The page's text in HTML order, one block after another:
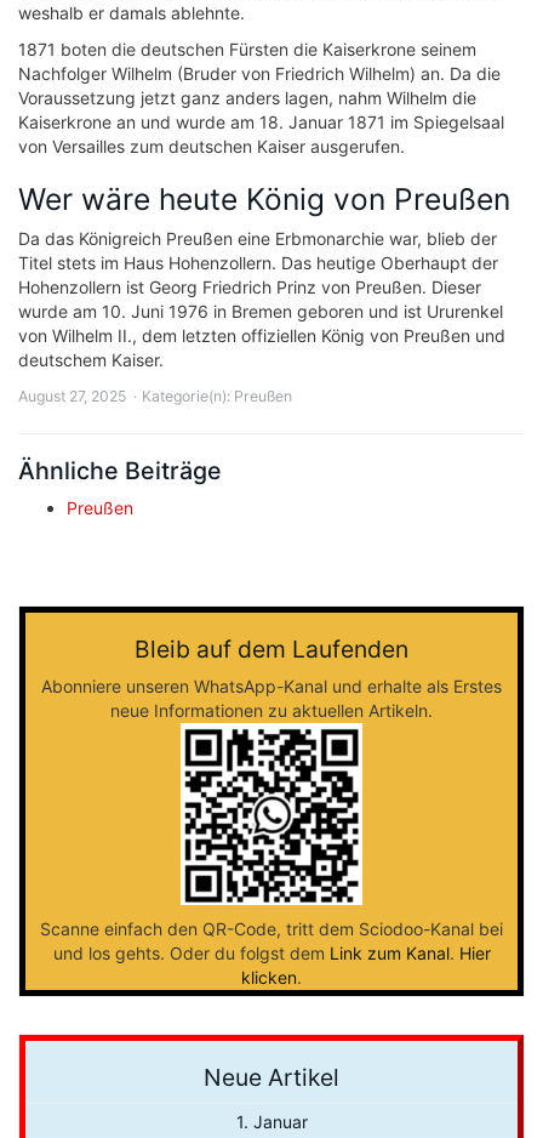
weshalb er damals ablehnte.
1871 boten die deutschen Fürsten die Kaiserkrone seinem
Nachfolger Wilhelm (Bruder von Friedrich Wilhelm) an. Da die
Voraussetzung jetzt ganz anders lagen, nahm Wilhelm die
Kaiserkrone an und wurde am 18. Januar 1871 im Spiegelsaal
von Versailles zum deutschen Kaiser ausgerufen.
Wer wäre heute König von Preußen
Da das Königreich Preußen eine Erbmonarchie war, blieb der
Titel stets im Haus Hohenzollern. Das heutige Oberhaupt der
Hohenzollern ist Georg Friedrich Prinz von Preußen. Dieser
wurde am 10. Juni 1976 in Bremen geboren und ist Ururenkel
von Wilhelm II., dem letzten offiziellen König von Preußen und
deutschem Kaiser.
August 27, 2025 Kategorie(n): Preußen
Ähnliche Beiträge
Preußen
Bleib auf dem Laufenden
Abonniere unseren WhatsApp-Kanal und erhalte als Erstes
neue Informationen zu aktuellen Artikeln.
Scanne einfach den QR-Code, tritt dem Sciodoo-Kanal bei
und los gehts. Oder du folgst dem Link zum Kanal. Hier
klicken.
Neue Artikel
1. Januar